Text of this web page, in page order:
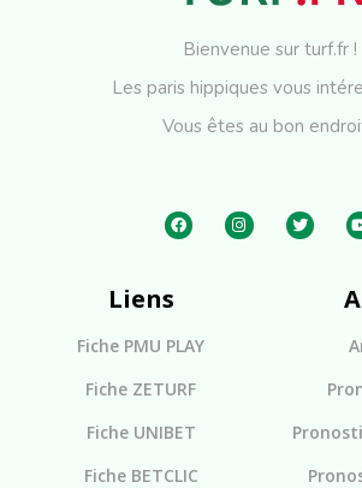
Bienvenue sur turf.fr !
Les paris hippiques vous
Vous êtes au bon
Liens
Fiche PMU PLAY
Fiche ZETURF
Fiche UNIBET
Fiche BETCLIC